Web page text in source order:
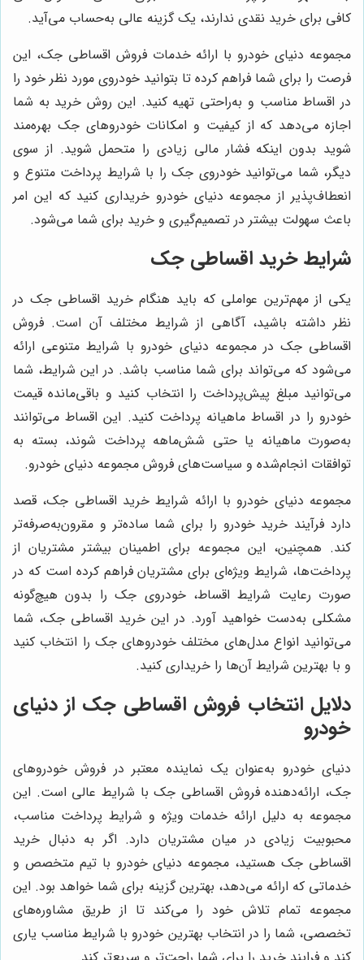
کافی برای خرید نقدی ندارند، یک گزینه عالی به‌حساب می‌آید.
مجموعه دنیای خودرو با ارائه خدمات فروش اقساطی جک، این
فرصت را برای شما فراهم کرده تا بتوانید خودروی مورد نظر خود را
در اقساط مناسب و به‌راحتی تهیه کنید. این روش خرید به شما
اجازه می‌دهد که از کیفیت و امکانات خودروهای جک بهره‌مند
شوید بدون اینکه فشار مالی زیادی را متحمل شوید. از سوی
دیگر، شما می‌توانید خودروی جک را با شرایط پرداخت متنوع و
انعطاف‌پذیر از مجموعه دنیای خودرو خریداری کنید که این امر
باعث سهولت بیشتر در تصمیم‌گیری و خرید برای شما می‌شود.
شرایط خرید اقساطی جک
یکی از مهم‌ترین عواملی که باید هنگام خرید اقساطی جک در
نظر داشته باشید، آگاهی از شرایط مختلف آن است. فروش
اقساطی جک در مجموعه دنیای خودرو با شرایط متنوعی ارائه
می‌شود که می‌تواند برای شما مناسب باشد. در این شرایط، شما
می‌توانید مبلغ پیش‌پرداخت را انتخاب کنید و باقی‌مانده قیمت
خودرو را در اقساط ماهیانه پرداخت کنید. این اقساط می‌توانند
به‌صورت ماهیانه یا حتی شش‌ماهه پرداخت شوند، بسته به
توافقات انجام‌شده و سیاست‌های فروش مجموعه دنیای خودرو.
مجموعه دنیای خودرو با ارائه شرایط خرید اقساطی جک، قصد
دارد فرآیند خرید خودرو را برای شما ساده‌تر و مقرون‌به‌صرفه‌تر
کند. همچنین، این مجموعه برای اطمینان بیشتر مشتریان از
پرداخت‌ها، شرایط ویژه‌ای برای مشتریان فراهم کرده است که در
صورت رعایت شرایط اقساط، خودروی جک را بدون هیچ‌گونه
مشکلی به‌دست خواهید آورد. در این خرید اقساطی جک، شما
می‌توانید انواع مدل‌های مختلف خودروهای جک را انتخاب کنید
و با بهترین شرایط آن‌ها را خریداری کنید.
دلایل انتخاب فروش اقساطی جک از دنیای
خودرو
دنیای خودرو به‌عنوان یک نماینده معتبر در فروش خودروهای
جک، ارائه‌دهنده فروش اقساطی جک با شرایط عالی است. این
مجموعه به دلیل ارائه خدمات ویژه و شرایط پرداخت مناسب،
محبوبیت زیادی در میان مشتریان دارد. اگر به دنبال خرید
اقساطی جک هستید، مجموعه دنیای خودرو با تیم متخصص و
خدماتی که ارائه می‌دهد، بهترین گزینه برای شما خواهد بود. این
مجموعه تمام تلاش خود را می‌کند تا از طریق مشاوره‌های
تخصصی، شما را در انتخاب بهترین خودرو با شرایط مناسب یاری